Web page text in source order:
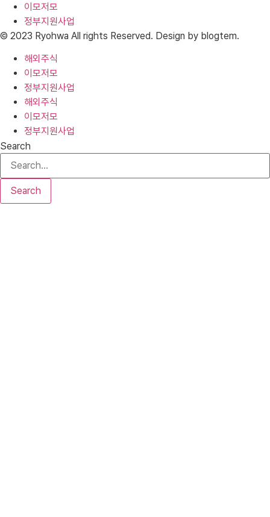
이모저모
정부지원사업
© 2023 Ryohwa All rights Reserved. Design by blogtem.
해외주식
이모저모
정부지원사업
해외주식
이모저모
정부지원사업
Search
Search